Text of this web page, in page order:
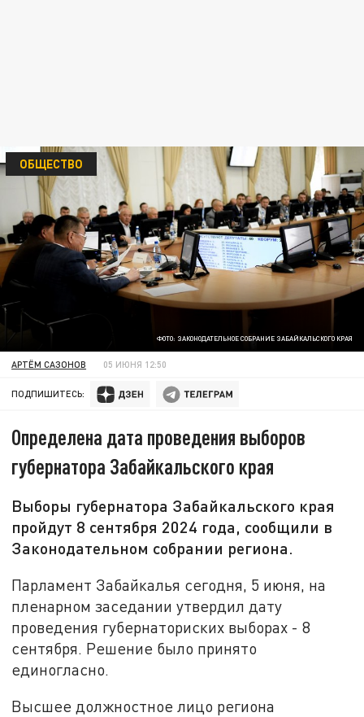
ФОТО: ЗАКОНОДАТЕЛЬНОЕ СОБРАНИЕ ЗАБАЙКАЛЬСКОГО КРАЯ
ОБЩЕСТВО
АРТЁМ САЗОНОВ 05 ИЮНЯ 12:50
ПОДПИШИТЕСЬ:
Определена дата проведения выборов
губернатора Забайкальского края
Выборы губернатора Забайкальского края
пройдут 8 сентября 2024 года, сообщили в
Законодательном собрании региона.
Парламент Забайкалья сегодня, 5 июня, на
пленарном заседании утвердил дату
проведения губернаториских выборах - 8
сентября. Решение было принято
единогласно.
Высшее должностное лицо региона